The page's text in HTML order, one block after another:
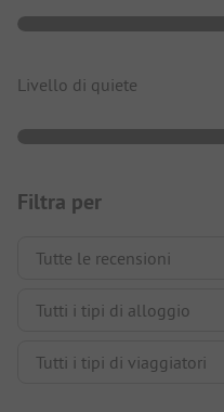
Livello di quiete
Filtra per